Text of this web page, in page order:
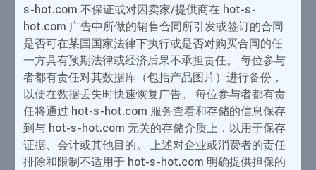
s-hot.com 不保证或对因卖家/提供商在 hot-s-
hot.com 广告中所做的销售合同所引发或签订的合同
是否可在某国国家法律下执行或是否对购买合同的任
一方具有预期法律或经济后果不承担责任。 每位参与
者都有责任对其数据库（包括产品图片）进行备份，
以便在数据丢失时快速恢复广告。 每位参与者都有责
任将通过 hot-s-hot.com 服务查看和存储的信息保存
到与 hot-s-hot.com 无关的存储介质上，以用于保存
证据、会计或其他目的。 上述对企业或消费者的责任
排除和限制不适用于 hot-s-hot.com 明确提供担保的